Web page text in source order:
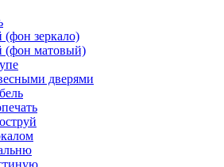
(фон зеркало)
(фон матовый)
дверями